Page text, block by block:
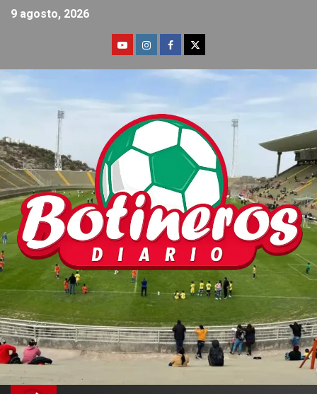
9 agosto, 2026